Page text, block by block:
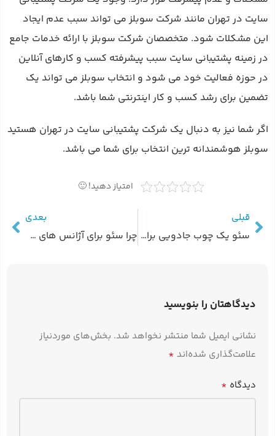
سایت در تهران مانند شرکت سوبلز می‌ تواند سبب عدم ایجاد
این مشکلات شود. متخصصان شرکت سوبلز با ارائه خدمات جامع
در زمینه پشتیبانی سایت سبب پیشرفته کسب و کارهای آنلاین
در حوزه فعالیت خود می‌ شود و انتخاب سوبلز می‌ تواند یک
تضمین برای رشد کسب و کار اینترنتی شما باشد.
اگر شما نیز به دنبال یک شرکت پشتیبانی سایت در تهران هستید
سوبلز هوشمندانه‌ ترین انتخاب برای شما می‌ باشد.
امتیاز دهید! 🙂
قبلی
سئو یک چوب جادویی برای افزایش فروش سریع نیست!!
بعدی
چرا سئو برای آژانس های مسافرتی ضروری است؟
دیدگاهتان را بنویسید
نشانی ایمیل شما منتشر نخواهد شد. بخش‌های موردنیاز
علامت‌گذاری شده‌اند *
دیدگاه *